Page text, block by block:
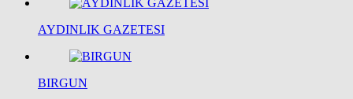
AYDINLIK GAZETESI
BIRGUN